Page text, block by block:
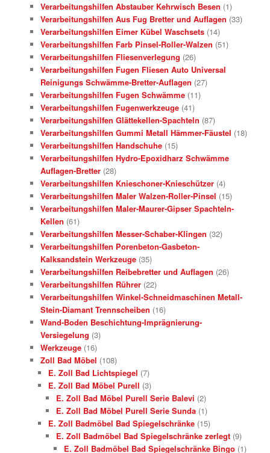
Verarbeitungshilfen Abstauber Kehrwisch Besen (1)
Verarbeitungshilfen Aus Fug Bretter und Auflagen (33)
Verarbeitungshilfen Eimer Kübel Waschsets (14)
Verarbeitungshilfen Farb Pinsel-Roller-Walzen (51)
Verarbeitungshilfen Fliesenverlegung (26)
Verarbeitungshilfen Fugen Fliesen Auto Universal
Reinigungs Schwämme-Bretter-Auflagen (27)
Verarbeitungshilfen Fugen Schwämme (11)
Verarbeitungshilfen Fugenwerkzeuge (41)
Verarbeitungshilfen Glättekellen-Spachteln (87)
Verarbeitungshilfen Gummi Metall Hämmer-Fäustel (18)
Verarbeitungshilfen Handschuhe (15)
Verarbeitungshilfen Hydro-Epoxidharz Schwämme
Auflagen-Bretter (28)
Verarbeitungshilfen Knieschoner-Knieschützer (4)
Verarbeitungshilfen Maler Walzen-Roller-Pinsel (15)
Verarbeitungshilfen Maler-Maurer-Gipser Spachteln-
Kellen (61)
Verarbeitungshilfen Messer-Schaber-Klingen (32)
Verarbeitungshilfen Porenbeton-Gasbeton-
Kalksandstein Werkzeuge (35)
Verarbeitungshilfen Reibebretter und Auflagen (26)
Verarbeitungshilfen Rührer (22)
Verarbeitungshilfen Winkel-Schneidmaschinen Metall-
Stein-Diamant Trennscheiben (16)
Wand-Boden Beschichtung-Imprägnierung-
Versiegelung (3)
Werkzeuge (16)
Zoll Bad Möbel (108)
E. Zoll Bad Lichtspiegel (7)
E. Zoll Bad Möbel Purell (3)
E. Zoll Bad Möbel Purell Serie Balevi (2)
E. Zoll Bad Möbel Purell Serie Sunda (1)
E. Zoll Badmöbel Bad Spiegelschränke (15)
E. Zoll Badmöbel Bad Spiegelschränke zerlegt (9)
E. Zoll Badmöbel Bad Spiegelschränke Bingo (1)